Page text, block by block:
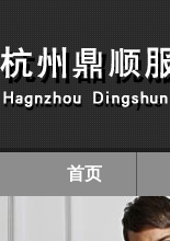
首页